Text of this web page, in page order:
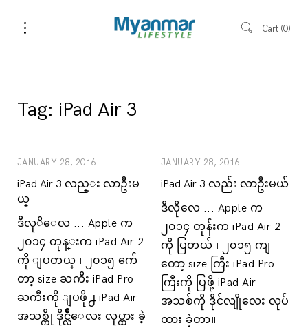
Cart 0
Tag: iPad Air 3
JANUARY 28, 2016
iPad Air 3 လည္း လာဦးမ
ယ္
ဒီလုိေလ ... Apple က
၂၀၁၄ တုန္းက iPad Air 2
ကို ျပတယ္ ၊ ၂၀၁၅ က်ေ
တာ့ size ႀကီး iPad Pro
ႀကီးကို ျပဖို႕ iPad Air
အသစ္ကို ဒိုင္လ်ိဳေလး လုပ္ထား ခဲ့
JANUARY 28, 2016
iPad Air 3 လည်း လာဦးမယ်
ဒီလိုလေ ... Apple က
၂၀၁၄ တုန်းက iPad Air 2
ကို ပြတယ် ၊ ၂၀၁၅ ကျ
တော့ size ကြီး iPad Pro
ကြီးကို ပြဖို့ iPad Air
အသစ်ကို ဒိုင်လျိုလေး လုပ်
ထား ခဲ့တာ။